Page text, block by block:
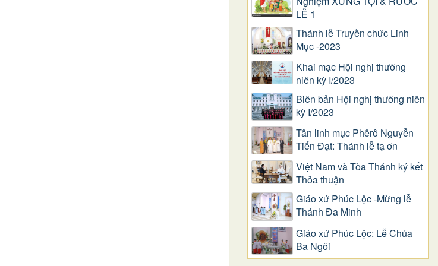
LỄ 1
Thánh lễ Truyền chức Linh
Mục -2023
Khai mạc Hội nghị thường
niên kỳ I/2023
Biên bản Hội nghị thường niên
kỳ I/2023
Tân linh mục Phêrô Nguyễn
Tiến Đạt: Thánh lễ tạ ơn
Việt Nam và Tòa Thánh ký kết
Thỏa thuận
Giáo xứ Phúc Lộc -Mừng lễ
Thánh Đa Minh
Giáo xứ Phúc Lộc: Lễ Chúa
Ba Ngôi